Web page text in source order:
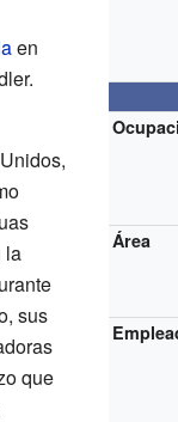
Área
en
la
sus
que